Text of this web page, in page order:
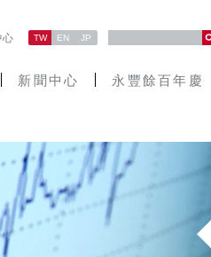
TW EN JP
心
新聞中心 永豐餘百年慶